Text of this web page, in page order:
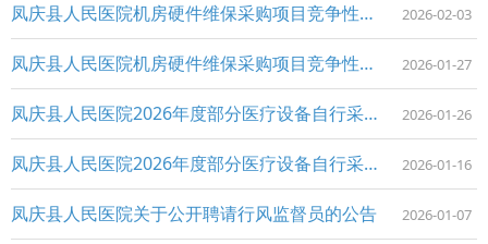
凤庆县人民医院机房硬件维保采购项目竞争性磋商成交公告 2026-02-03
凤庆县人民医院机房硬件维保采购项目竞争性磋商公告 2026-01-27
凤庆县人民医院2026年度部分医疗设备自行采购项目（第一批）竞争性磋商成交公告 2026-01-26
凤庆县人民医院2026年度部分医疗设备自行采购项目（第一批）竞争性磋商公告 2026-01-16
凤庆县人民医院关于公开聘请行风监督员的公告 2026-01-07